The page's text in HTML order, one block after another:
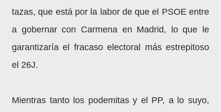
tazas, que está por la labor de que el PSOE entre
a gobernar con Carmena en Madrid, lo que le
garantizaría el fracaso electoral más estrepitoso
el 26J.
Mientras tanto los podemitas y el PP, a lo suyo,